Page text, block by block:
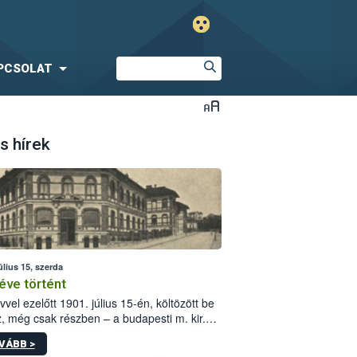
hírek
15, szerda
történt
ezelőtt 1901. július 15-én, költözött be
még csak részben – a budapesti m. kir.
állomás a Kis Rókus utca
alatti, Czigler Győző által tervezett új
>